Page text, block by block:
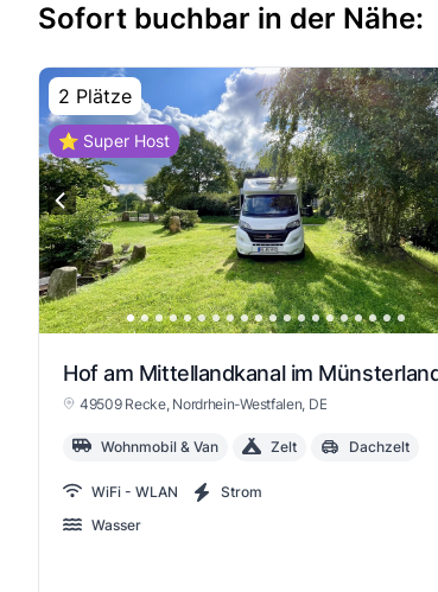
Sofort buchbar in der Nähe:
2 Plätze
⭐ Super Host
49509 Recke, Nordrhein-Westfalen, DE
Wohnmobil & Van Zelt Dachzelt
WiFi - WLAN
Strom
Wasser